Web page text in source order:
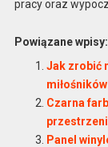
pracy oraz
Powiązane wpisy:
Jak zrobić
Czarna
Panel